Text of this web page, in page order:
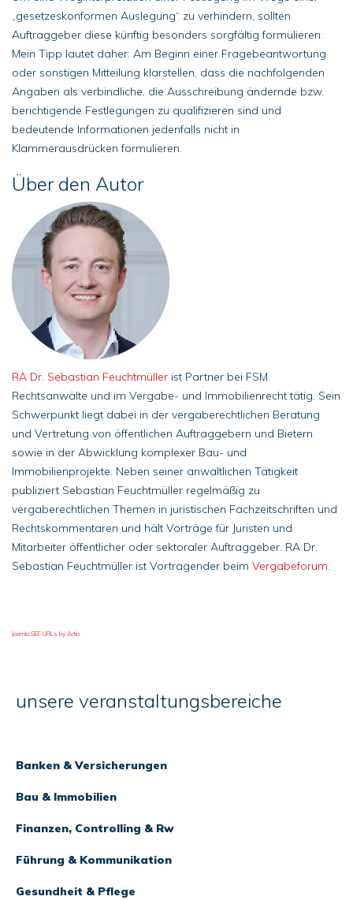
„gesetzeskonformen Auslegung“ zu verhindern, sollten
Auftraggeber diese künftig besonders sorgfältig formulieren.
Mein Tipp lautet daher: Am Beginn einer Fragebeantwortung
oder sonstigen Mitteilung klarstellen, dass die nachfolgenden
Angaben als verbindliche, die Ausschreibung ändernde bzw.
berichtigende Festlegungen zu qualifizieren sind und
bedeutende Informationen jedenfalls nicht in
Klammerausdrücken formulieren.
Über den Autor
RA Dr. Sebastian Feuchtmüller ist Partner bei FSM
Rechtsanwälte und im Vergabe- und Immobilienrecht tätig. Sein
Schwerpunkt liegt dabei in der vergaberechtlichen Beratung
und Vertretung von öffentlichen Auftraggebern und Bietern
sowie in der Abwicklung komplexer Bau- und
Immobilienprojekte. Neben seiner anwaltlichen Tätigkeit
publiziert Sebastian Feuchtmüller regelmäßig zu
vergaberechtlichen Themen in juristischen Fachzeitschriften und
Rechtskommentaren und hält Vorträge für Juristen und
Mitarbeiter öffentlicher oder sektoraler Auftraggeber. RA Dr.
Sebastian Feuchtmüller ist Vortragender beim Vergabeforum.
Joomla SEF URLs by Artio
unsere veranstaltungsbereiche
Banken & Versicherungen
Bau & Immobilien
Finanzen, Controlling & Rw
Führung & Kommunikation
Gesundheit & Pflege